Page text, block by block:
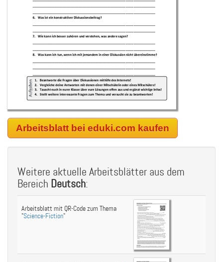
Arbeitsblatt bei eduki.com kaufen
Weitere aktuelle Arbeitsblätter aus dem
Bereich Deutsch:
Arbeitsblatt mit QR-Code zum Thema
"Science-Fiction"